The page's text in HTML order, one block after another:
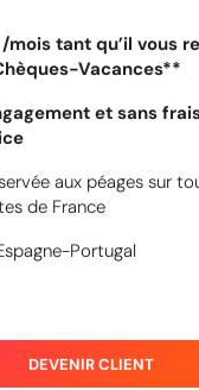
tant qu’il vous
Vacances**
et sans
aux péages sur
de France
Portugal
DEVENIR CLIENT